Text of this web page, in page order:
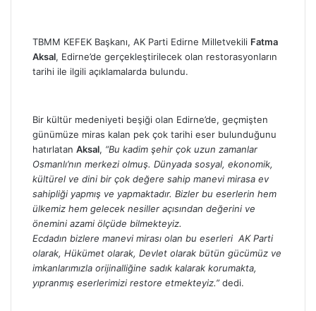
göndermek
TBMM KEFEK Başkanı, AK Parti Edirne Milletvekili Fatma
Aksal, Edirne’de gerçekleştirilecek olan restorasyonların
tarihi ile ilgili açıklamalarda bulundu.
Bir kültür medeniyeti beşiği olan Edirne’de, geçmişten
günümüze miras kalan pek çok tarihi eser bulunduğunu
hatırlatan Aksal, “Bu kadim şehir çok uzun zamanlar
Osmanlı’nın merkezi olmuş. Dünyada sosyal, ekonomik,
kültürel ve dini bir çok değere sahip manevi mirasa ev
sahipliği yapmış ve yapmaktadır. Bizler bu eserlerin hem
ülkemiz hem gelecek nesiller açısından değerini ve
önemini azami ölçüde bilmekteyiz.
Ecdadın bizlere manevi mirası olan bu eserleri AK Parti
olarak, Hükümet olarak, Devlet olarak bütün gücümüz ve
imkanlarımızla orijinalliğine sadık kalarak korumakta,
yıpranmış eserlerimizi restore etmekteyiz.”dedi.